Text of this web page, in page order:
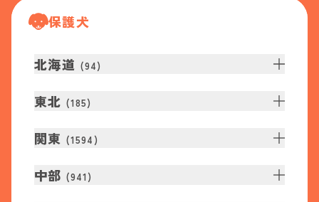
保護犬
北海道 (94)
東北 (185)
関東 (1594 )
中部 (941 )